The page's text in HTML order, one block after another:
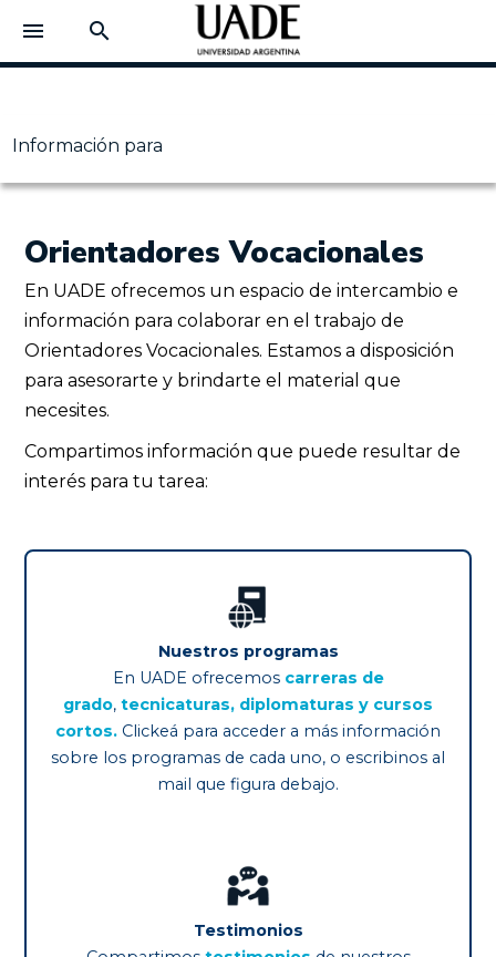
menu search
Información para
Orientadores Vocacionales
En UADE ofrecemos un espacio de intercambio e
información para colaborar en el trabajo de
Orientadores Vocacionales. Estamos a disposición
para asesorarte y brindarte el material que
necesites.
Compartimos información que puede resultar de
interés para tu tarea:
Nuestros programas
En UADE ofrecemos carreras de
grado, tecnicaturas, diplomaturas y cursos
cortos. Clickeá para acceder a más información
sobre los programas de cada uno, o escribinos al
mail que figura debajo.
Testimonios